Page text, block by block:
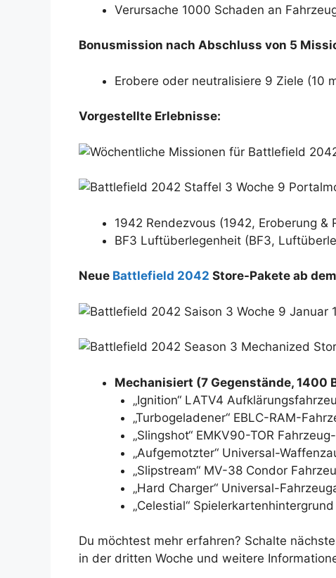
Verursache 1000 Schaden an
Bonusmission nach Abschluss von 5
Erobere oder neutralisiere 9 Ziele (10
Vorgestellte Erlebnisse:
1942 Rendezvous (1942, Eroberung &
BF3 Luftüberlegenheit (BF3,
Neue Battlefield 2042 Store-Pakete ab
Mechanisiert (7 Gegenstände, 1400
„Ignition“ LATV4
„Turbogeladener“ EBLC-RAM-
„Slingshot“ EMKV90-TOR
„Aufgemotzter“ Universal-
„Slipstream“ MV-38 Condor
„Hard Charger“ Universal-
„Celestial“
Du möchtest mehr erfahren? Schalte
in der dritten Woche und weitere